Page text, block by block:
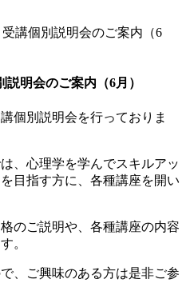
講個別説明会のご案内（6
明会のご案内（6月）
個別説明会を行っておりま
、心理学を学んでスキルアッ
目指す方に、各種講座を開い
のご説明や、各種講座の内容
。
、ご興味のある方は是非ご参